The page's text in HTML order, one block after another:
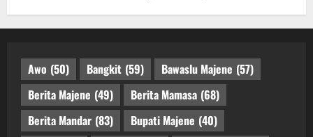
Awo (50) Bangkit (59) Bawaslu Majene (57)
Berita Majene (49) Berita Mamasa (68)
Berita Mandar (83) Bupati Majene (40)